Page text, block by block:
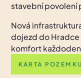
stavební povolení
Nová
dojezd do Hradce
komfort
KARTA